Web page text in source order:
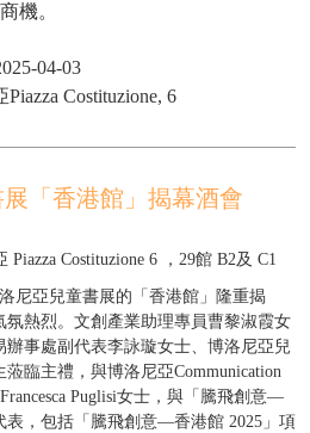
機。
04-03
Costituzione, 6
「香港館」揭幕酒會
Piazza Costituzione 6 ，29館 B2及 C1
尼亞兒童書展的「香港館」隆重揭
熱烈。文創產業助理專員曹黎淑霞女
事處副代表李詠璇女士、博洛尼亞兒
臨主禮，與博洛尼亞Communication
Puglisi女士，與「騰飛創意—
表，包括「騰飛創意—香港館 2025」項